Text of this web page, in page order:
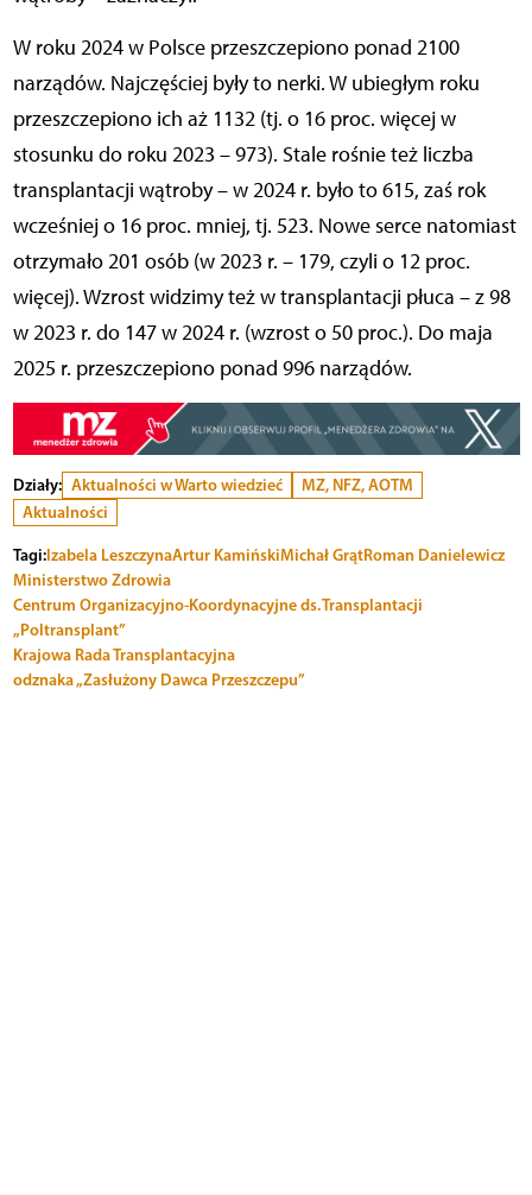
W roku 2024 w Polsce przeszczepiono ponad 2100
narządów. Najczęściej były to nerki. W ubiegłym roku
przeszczepiono ich aż 1132 (tj. o 16 proc. więcej w
stosunku do roku 2023 – 973). Stale rośnie też liczba
transplantacji wątroby – w 2024 r. było to 615, zaś rok
wcześniej o 16 proc. mniej, tj. 523. Nowe serce natomiast
otrzymało 201 osób (w 2023 r. – 179, czyli o 12 proc.
więcej). Wzrost widzimy też w transplantacji płuca – z 98
w 2023 r. do 147 w 2024 r. (wzrost o 50 proc.). Do maja
2025 r. przeszczepiono ponad 996 narządów.
Działy: Aktualności w Warto wiedzieć
MZ, NFZ, AOTM
Aktualności
Tagi:Izabela LeszczynaArtur KamińskiMichał GrątRoman Danielewicz
Ministerstwo Zdrowia
Centrum Organizacyjno-Koordynacyjne ds. Transplantacji
„Poltransplant”
Krajowa Rada Transplantacyjna
odznaka „Zasłużony Dawca Przeszczepu”